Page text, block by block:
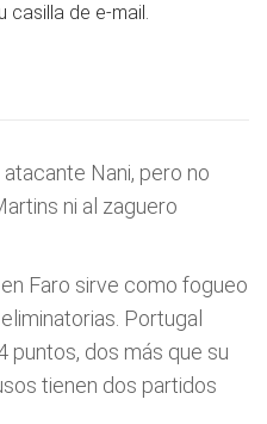
casilla de e-mail.
Nani, pero no
ni al zaguero
Faro sirve como fogueo
Portugal
puntos, dos más que su
tienen dos partidos